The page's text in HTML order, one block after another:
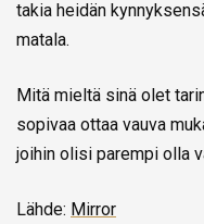
takia heidän
matala.
Mitä mieltä sinä olet
sopivaa ottaa vauva
joihin olisi parempi olla
Lähde: Mirror